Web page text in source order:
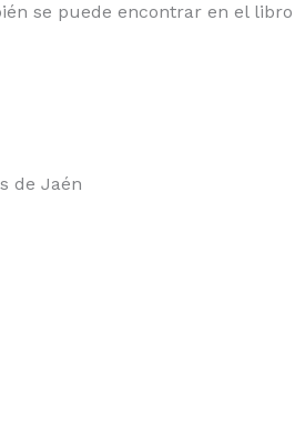
se puede encontrar en el libro
de Jaén